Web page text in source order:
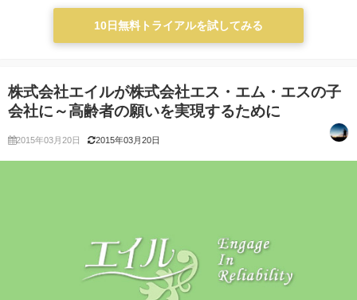
10日無料トライアルを試してみる
株式会社エイルが株式会社エス・エム・エスの子
会社に～高齢者の願いを実現するために
2015年03月20日 2015年03月20日